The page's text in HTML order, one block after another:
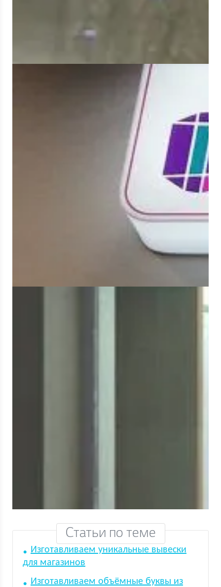
Статьи по теме
Изготавливаем уникальные вывески
для магазинов
Изготавливаем объёмные буквы из